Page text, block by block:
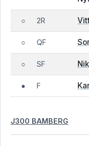
○ 2R
○ QF
○ SF
● F
J300 BAMBERG